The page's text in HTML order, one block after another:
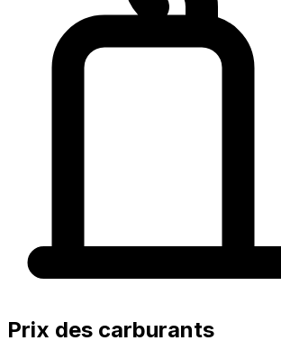
Prix des carburants